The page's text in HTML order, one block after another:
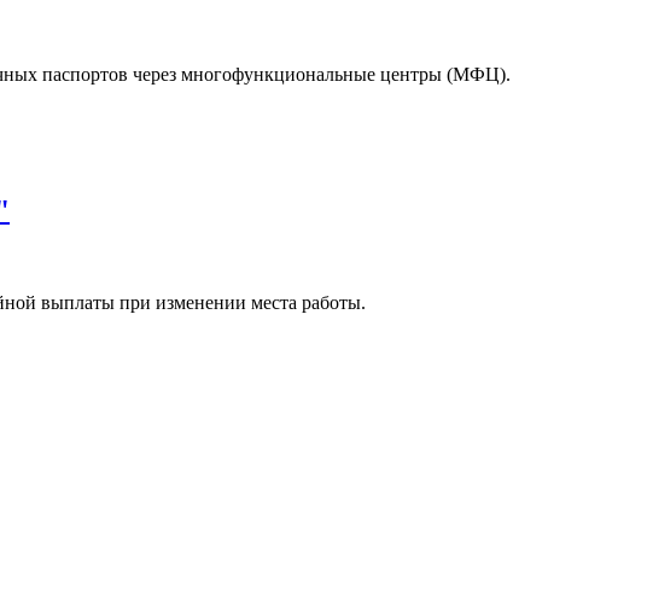
паспортов через многофункциональные центры (МФЦ).
выплаты при изменении места работы.